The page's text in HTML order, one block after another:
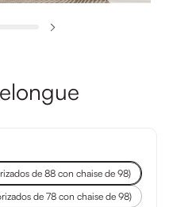
de 88 con chaise de 98)
de 78 con chaise de 98)